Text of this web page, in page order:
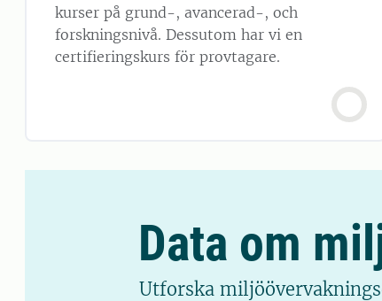
kurser på grund-, avancerad-, och
forskningsnivå. Dessutom har vi en
certifieringskurs för provtagare.
Data om
Utforska